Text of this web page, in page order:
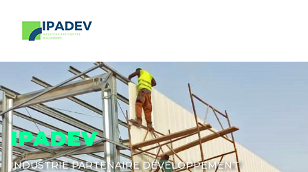
IPADEV
INDUSTRIE PARTENAIRE DÉVELOPPEMENT